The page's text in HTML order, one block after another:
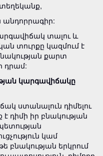
տալու և
տուրքը կազմում է
քարտ
դրամ:
կարգավիճակը
ստանալուն դիմելու
դիմի իր բնակության
կամ
բնակության երկրում